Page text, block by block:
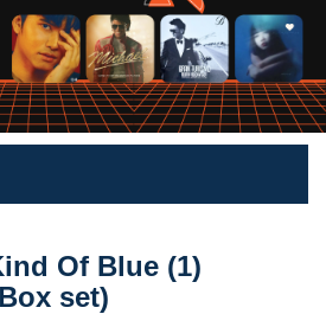
Of Blue (1)
set)